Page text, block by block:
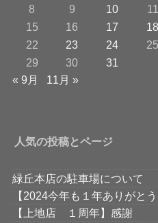
8
9 10 11
15
16 17 18
22
23 24 25
29
30
31
« 9月
11月 »
人気の投稿とページ
緑丘本店の駐車場について
【2024今年も１年ありがと
【上地店 １周年】感謝